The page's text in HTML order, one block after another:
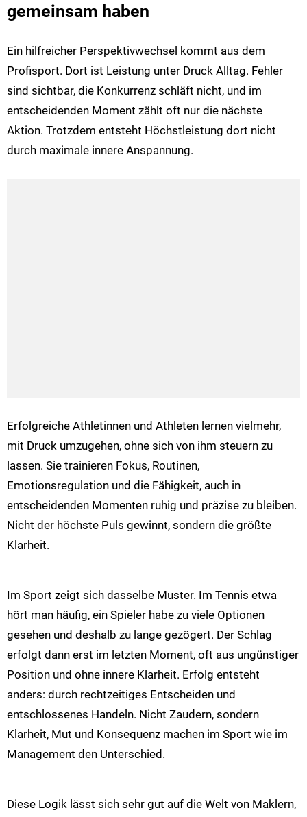
gemeinsam haben
Ein hilfreicher Perspektivwechsel kommt aus dem
Profisport. Dort ist Leistung unter Druck Alltag. Fehler
sind sichtbar, die Konkurrenz schläft nicht, und im
entscheidenden Moment zählt oft nur die nächste
Aktion. Trotzdem entsteht Höchstleistung dort nicht
durch maximale innere Anspannung.
Erfolgreiche Athletinnen und Athleten lernen vielmehr,
mit Druck umzugehen, ohne sich von ihm steuern zu
lassen. Sie trainieren Fokus, Routinen,
Emotionsregulation und die Fähigkeit, auch in
entscheidenden Momenten ruhig und präzise zu bleiben.
Nicht der höchste Puls gewinnt, sondern die größte
Klarheit.
Im Sport zeigt sich dasselbe Muster. Im Tennis etwa
hört man häufig, ein Spieler habe zu viele Optionen
gesehen und deshalb zu lange gezögert. Der Schlag
erfolgt dann erst im letzten Moment, oft aus ungünstiger
Position und ohne innere Klarheit. Erfolg entsteht
anders: durch rechtzeitiges Entscheiden und
entschlossenes Handeln. Nicht Zaudern, sondern
Klarheit, Mut und Konsequenz machen im Sport wie im
Management den Unterschied.
Diese Logik lässt sich sehr gut auf die Welt von Maklern,